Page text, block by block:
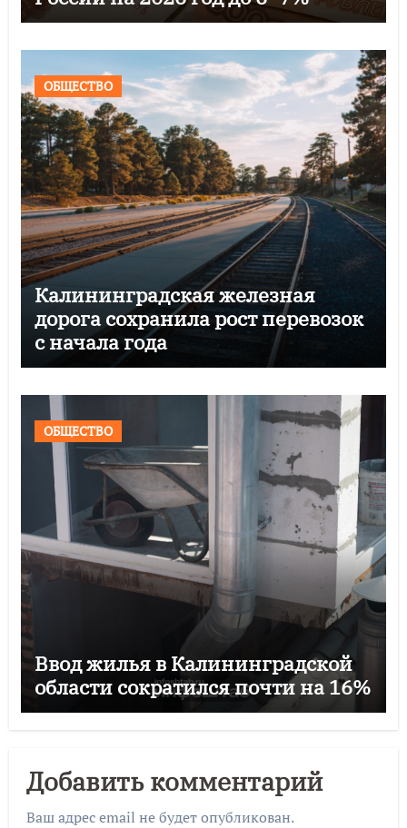
ОБЩЕСТВО
Калининградская железная
дорога сохранила рост перевозок
с начала года
ОБЩЕСТВО
Ввод жилья в Калининградской
области сократился почти на 16%
Добавить комментарий
Ваш адрес email не будет опубликован.